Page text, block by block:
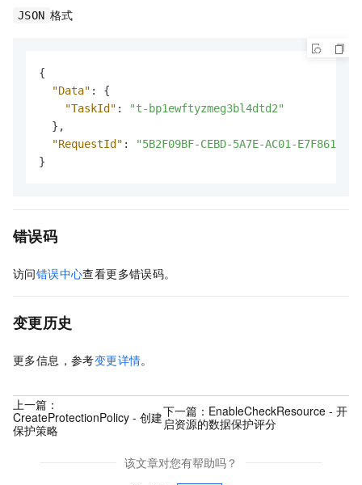
JSON 格式
{
"Data" :
{
"TaskId" :
"t-bp1ewftyzmeg3bl4dtd2"
} ,
"RequestId" :
"5B2F09BF-CEBD-5A7E-AC01-
}
错误码
访问错误中心查看更多错误码。
变更历史
更多信息，参考变更详情。
上一篇：
CreateProtectionPolicy - 创建
保护策略
下一篇： EnableCheckResource - 开
启资源的数据保护评分
该文章对您有帮助吗？